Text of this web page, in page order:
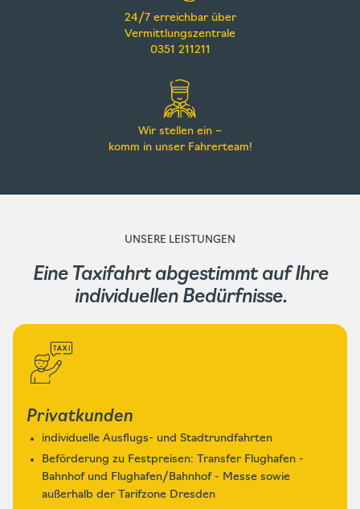
24/7 erreichbar über
Vermittlungszentrale
0351 211211
Wir stellen ein –
komm in unser Fahrerteam!
UNSERE LEISTUNGEN
Eine Taxifahrt abgestimmt auf Ihre
individuellen Bedürfnisse.
Privatkunden
individuelle Ausflugs- und Stadtrundfahrten
Beförderung zu Festpreisen: Transfer Flughafen -
Bahnhof und Flughafen/Bahnhof - Messe sowie
außerhalb der Tarifzone Dresden